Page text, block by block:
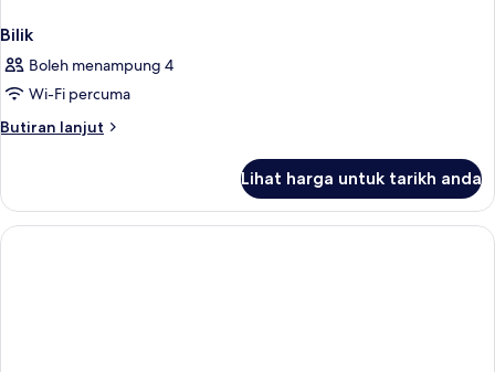
Bilik
Boleh menampung 4
Wi-Fi percuma
Butiran lanjut
Butiran
Lihat harga untuk tarikh anda